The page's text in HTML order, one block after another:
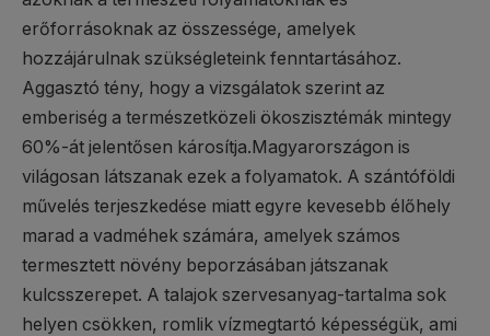
erőforrásoknak az összessége, amelyek
hozzájárulnak szükségleteink fenntartásához.
Aggasztó tény, hogy a vizsgálatok szerint az
emberiség a természetközeli ökoszisztémák mintegy
60%-át jelentősen károsítja.Magyarországon is
világosan látszanak ezek a folyamatok. A szántóföldi
művelés terjeszkedése miatt egyre kevesebb élőhely
marad a vadméhek számára, amelyek számos
termesztett növény beporzásában játszanak
kulcsszerepet. A talajok szervesanyag-tartalma sok
helyen csökken, romlik vízmegtartó képességük, ami